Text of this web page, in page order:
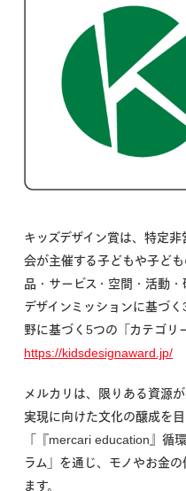
キッズデザイン賞は、特定
会が主催する子どもや子ど
品・サービス・空間・活動・
デザインミッションに基づ
野に基づく5つの「カテゴリ
https://kidsdesignaward.jp/
メルカリは、限りある資源
実現に向けた文化の醸成を
「『mercari education』循
ラム」を通じ、モノやお金
ます。